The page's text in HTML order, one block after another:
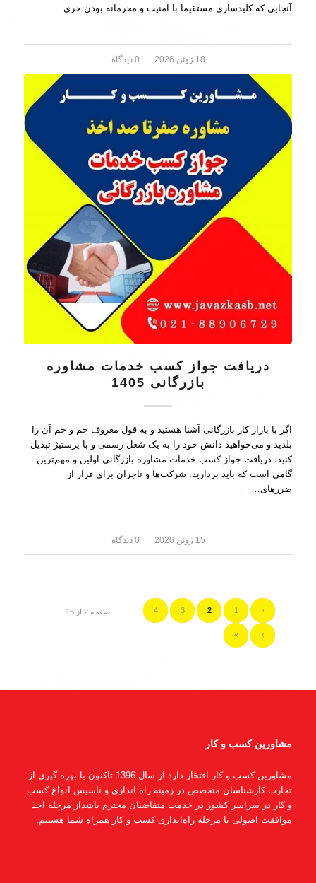
آنجایی که کلیدسازی مستقیما با امنیت و محرمانه بودن حری…
18 ژوئن 2026 / 0 دیدگاه
دریافت جواز کسب خدمات مشاوره
بازرگانی 1405
اگر با بازار کار بازرگانی آشنا هستید و به قول معروف چم و خم آن را
بلدید و می‌خواهید دانش خود را به یک شغل رسمی و با پرستیژ تبدیل
کنید، دریافت جواز کسب خدمات مشاوره بازرگانی اولین و مهم‌ترین
گامی است که باید بردارید. شرکت‌ها و تاجران برای فرار از
ضررهای…
15 ژوئن 2026 / 0 دیدگاه
صفحه 2 از 16 ‹
1
2
3
4
›
»
مشاورین کسب و کار
مشاورین کسب و کار افتخار دارد از سال 1396 تاکنون با بهره گیری از
تجارب کارشناسان متخصص در زمینه راه اندازی و تاسیس انواع کسب
و کار در سراسر کشور در خدمت متقاضیان محترم باشداز مرحله اخذ
موافقت اصولی تا مرحله راه‌اندازی کسب و کار همراه شما هستیم.